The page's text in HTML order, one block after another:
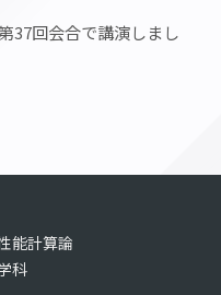
37回会合で講演しまし
能計算論
科